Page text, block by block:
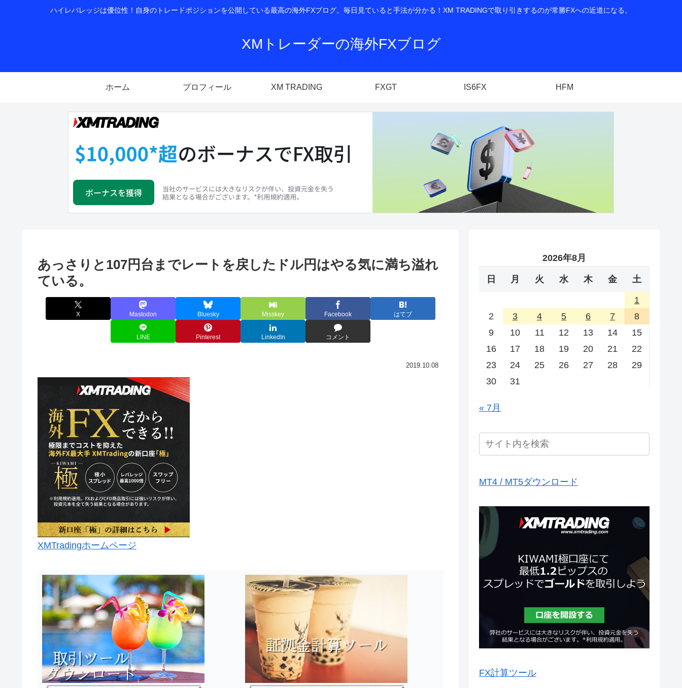
ハイレバレッジは優位性！自身のトレードポジションを公開している最高の海外FXブログ。毎日見ていると手法が分かる！XM TRADINGで取り引きするのが常勝FXへの近道になる。
XMトレーダーの海外FXブログ
ホーム プロフィール XM TRADING FXGT IS6FX HFM
あっさりと107円台までレートを戻したドル円はやる気に満ち溢れ
ている。
X Mastodon Bluesky Misskey Facebook はてブ
LINE Pinterest LinkedIn コメント
2019.10.08
XMTradingホームページ
2026年8月
日 月 火 水 木 金 土
1
2
3 4 5 6 7
8
9
10 11 12 13 14
15
16
17 18 19 20 21
22
23
24 25 26 27 28
29
30
31
« 7月
MT4 / MT5ダウンロード
FX計算ツール